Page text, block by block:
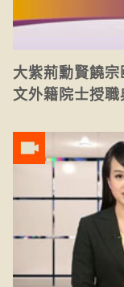
大紫荊勳賢饒
文外籍院士授